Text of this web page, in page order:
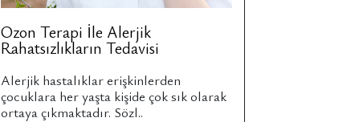
Ozon Terapi İle Alerjik
Rahatsızlıkların Tedavisi
Alerjik hastalıklar erişkinlerden
çocuklara her yaşta kişide çok sık olarak
ortaya çıkmaktadır. Sözl..